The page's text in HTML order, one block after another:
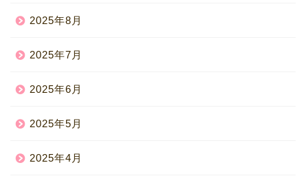
2025年8月
2025年7月
2025年6月
2025年5月
2025年4月